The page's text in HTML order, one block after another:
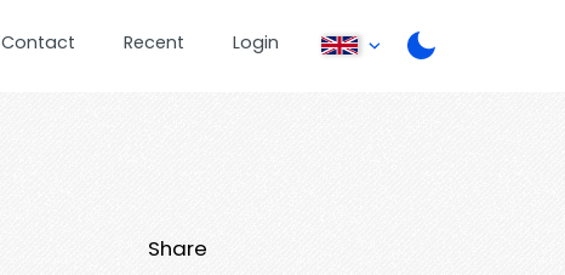
Contact Recent Login
Share